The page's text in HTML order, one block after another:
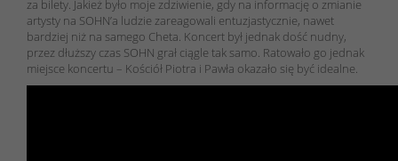
za bilety. Jakież było moje zdziwienie, gdy na informację o zmianie
artysty na SOHN’a ludzie zareagowali entuzjastycznie, nawet
bardziej niż na samego Cheta. Koncert był jednak dość nudny,
przez dłuższy czas SOHN grał ciągle tak samo. Ratowało go jednak
miejsce koncertu – Kościół Piotra i Pawła okazało się być idealne.